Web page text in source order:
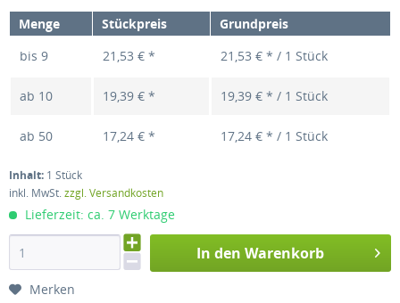
Menge Stückpreis
Grundpreis
bis 9 21,53 € * 21,53 € * / 1 Stück
ab 10 19,39 € * 19,39 € * / 1 Stück
ab 50 17,24 € * 17,24 € * / 1 Stück
Inhalt: 1 Stück
inkl. MwSt.zzgl. Versandkosten
Lieferzeit: ca. 7 Werktage
In den Warenkorb
Merken